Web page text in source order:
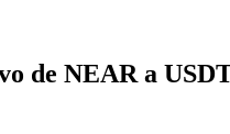
de NEAR a